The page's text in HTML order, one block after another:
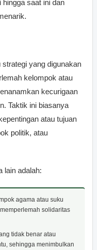
hingga saat ini dan
yang digunakan
kelompok atau
kecurigaan
Taktik ini biasanya
atau tujuan
politik, atau
lain adalah:
agama atau suku
solidaritas
tidak benar atau
sehingga menimbulkan